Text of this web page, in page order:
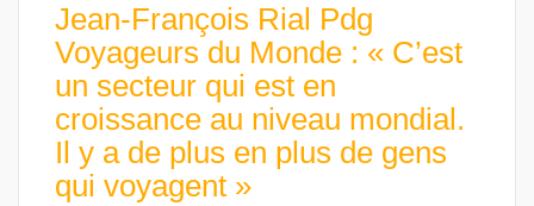
Jean-François Rial Pdg
Voyageurs du Monde : « C’est
un secteur qui est en
croissance au niveau mondial.
Il y a de plus en plus de gens
qui voyagent »